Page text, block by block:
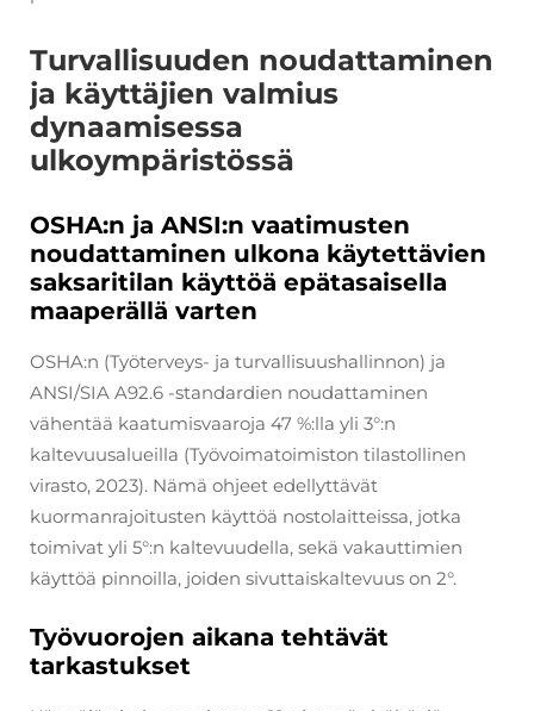
Turvallisuuden noudattaminen
ja käyttäjien valmius
dynaamisessa
ulkoympäristössä
OSHA:n ja ANSI:n vaatimusten
noudattaminen ulkona käytettävien
saksaritilan käyttöä epätasaisella
maaperällä varten
OSHA:n (Työterveys- ja turvallisuushallinnon) ja
ANSI/SIA A92.6 -standardien noudattaminen
vähentää kaatumisvaaroja 47 %:lla yli 3°:n
kaltevuusalueilla (Työvoimatoimiston tilastollinen
virasto, 2023). Nämä ohjeet edellyttävät
kuormanrajoitusten käyttöä nostolaitteissa, jotka
toimivat yli 5°:n kaltevuudella, sekä vakauttimien
käyttöä pinnoilla, joiden sivuttaiskaltevuus on 2°.
Työvuorojen aikana tehtävät
tarkastukset